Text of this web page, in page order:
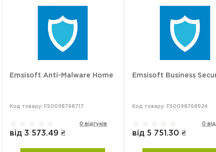
Emsisoft Anti-Malware Home
Код товару: FS0098768717
0 відгуків
від 3 573.49 ₴
Emsisoft Business
Код товару: FS0098768924
0
від 5 751.30 ₴